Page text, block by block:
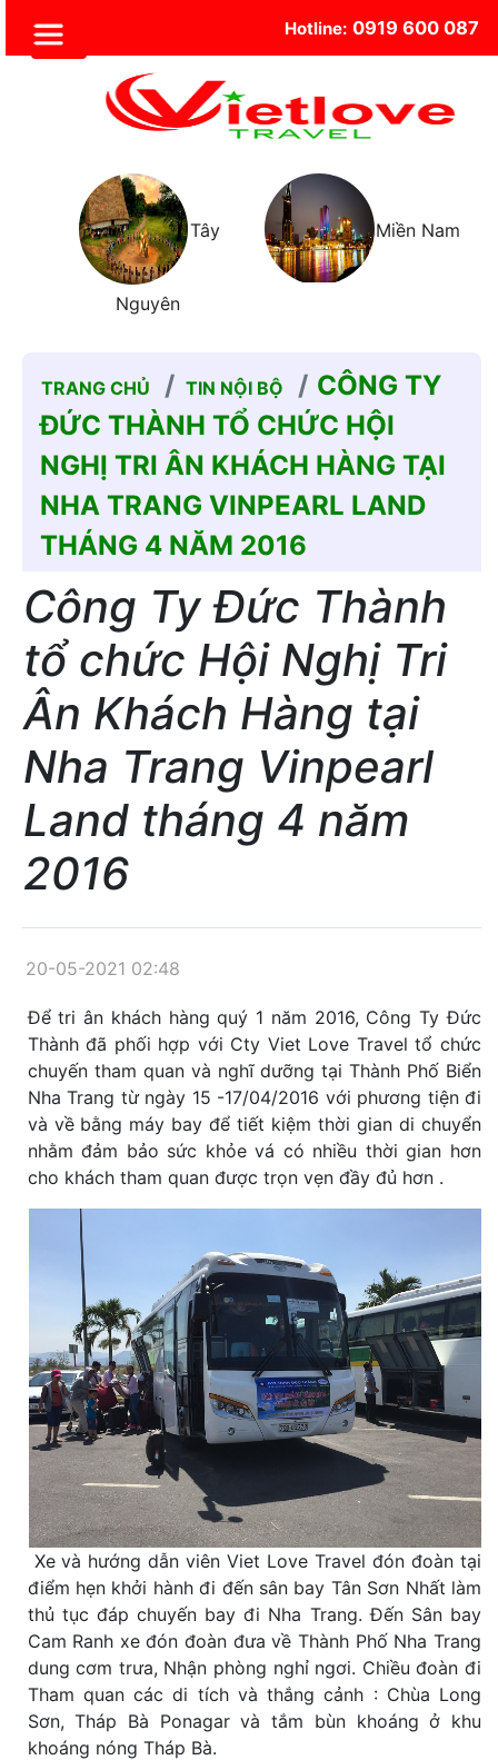
Hotline: 0919 600 087
Tây
Nguyên
Miền Nam
TRANG CHỦ TIN NỘI BỘ
CÔNG TY
ĐỨC THÀNH TỔ CHỨC HỘI
NGHỊ TRI ÂN KHÁCH HÀNG TẠI
NHA TRANG VINPEARL LAND
THÁNG 4 NĂM 2016
Công Ty Đức Thành
tổ chức Hội Nghị Tri
Ân Khách Hàng tại
Nha Trang Vinpearl
Land tháng 4 năm
2016
20-05-2021 02:48
Để tri ân khách hàng quý 1 năm 2016, Công Ty Đức
Thành đã phối hợp với Cty Viet Love Travel tổ chức
chuyến tham quan và nghĩ dưỡng tại Thành Phố Biển
Nha Trang từ ngày 15 -17/04/2016 với phương tiện đi
và về bằng máy bay để tiết kiệm thời gian di chuyển
nhằm đảm bảo sức khỏe vá có nhiều thời gian hơn
cho khách tham quan được trọn vẹn đầy đủ hơn .
Xe và hướng dẫn viên Viet Love Travel đón đoàn tại
điểm hẹn khởi hành đi đến sân bay Tân Sơn Nhất làm
thủ tục đáp chuyến bay đi Nha Trang. Đến Sân bay
Cam Ranh xe đón đoàn đưa về Thành Phố Nha Trang
dung cơm trưa, Nhận phòng nghỉ ngơi. Chiều đoàn đi
Tham quan các di tích và thắng cảnh : Chùa Long
Sơn, Tháp Bà Ponagar và tắm bùn khoáng ở khu
khoáng nóng Tháp Bà.